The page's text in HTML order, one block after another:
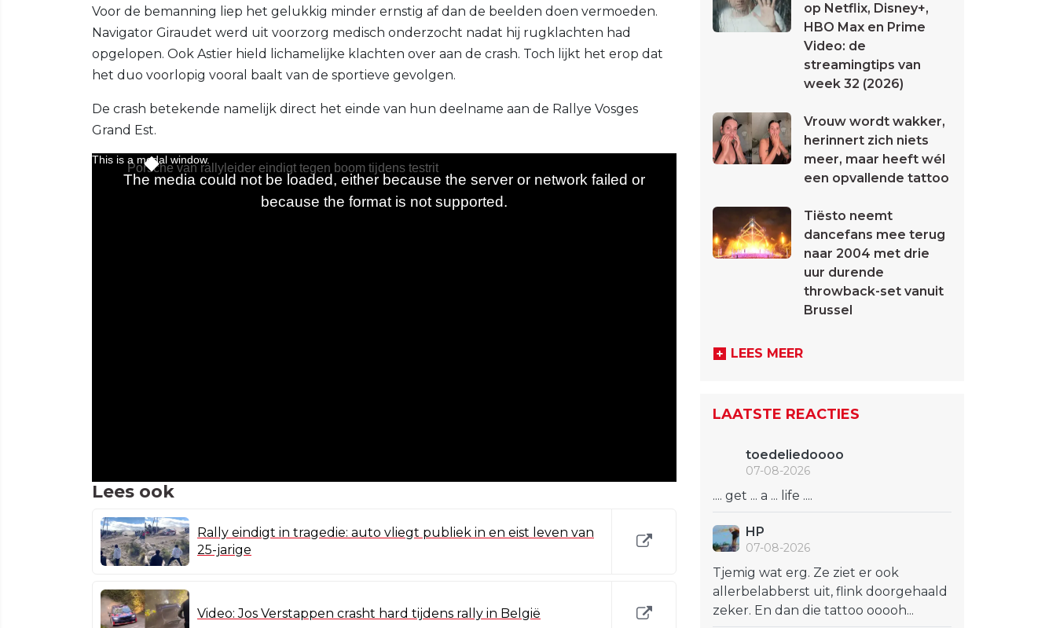
Voor de bemanning liep het gelukkig minder ernstig af dan de beelden doen vermoeden.
Navigator Giraudet werd uit voorzorg medisch onderzocht nadat hij rugklachten had
opgelopen. Ook Astier hield lichamelijke klachten over aan de crash. Toch lijkt het erop dat
het duo voorlopig vooral baalt van de sportieve gevolgen.
De crash betekende namelijk direct het einde van hun deelname aan de Rallye Vosges
Grand Est.
Lees ook
Rally eindigt in tragedie: auto vliegt publiek in en eist leven van
25-jarige
Video: Jos Verstappen crasht hard tijdens rally in België
op Netflix, Disney+,
HBO Max en Prime
Video: de
streamingtips van
week 32 (2026)
Vrouw wordt wakker,
herinnert zich niets
meer, maar heeft wél
een opvallende tattoo
Tiësto neemt
dancefans mee terug
naar 2004 met drie
uur durende
throwback-set vanuit
Brussel
LEES MEER
LAATSTE REACTIES
toedeliedoooo
07-08-2026
.... get ... a ... life ....
HP
07-08-2026
Tjemig wat erg. Ze ziet er ook
allerbelabberst uit, flink doorgehaald
zeker. En dan die tattoo ooooh...